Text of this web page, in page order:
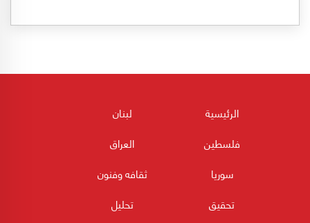
الرئيسية
لبنان
فلسطين
العراق
سوريا
ثقافه وفنون
تحقيق
تحليل